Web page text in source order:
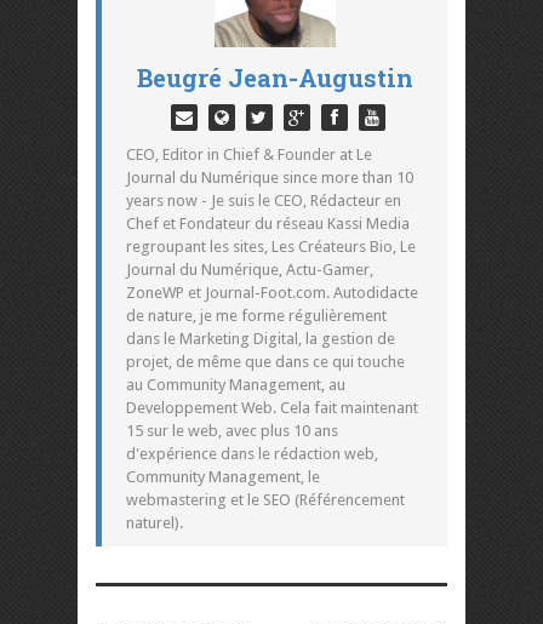
Beugré Jean-Augustin
CEO, Editor in Chief & Founder at Le
Journal du Numérique since more than 10
years now - Je suis le CEO, Rédacteur en
Chef et Fondateur du réseau Kassi Media
regroupant les sites, Les Créateurs Bio, Le
Journal du Numérique, Actu-Gamer,
ZoneWP et Journal-Foot.com. Autodidacte
de nature, je me forme régulièrement
dans le Marketing Digital, la gestion de
projet, de même que dans ce qui touche
au Community Management, au
Developpement Web. Cela fait maintenant
15 sur le web, avec plus 10 ans
d'expérience dans le rédaction web,
Community Management, le
webmastering et le SEO (Référencement
naturel).